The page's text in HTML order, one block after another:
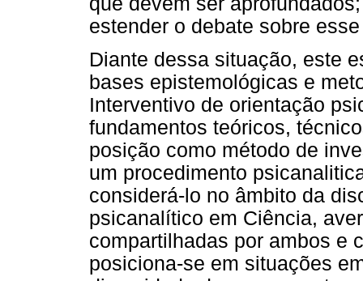
estender o debate sobre
Diante dessa situação, este
bases epistemológicas e
Interventivo de orientação
fundamentos teóricos,
posição como método de
um procedimento
considerá-lo no âmbito da
psicanalítico em Ciência,
compartilhadas por ambos e
posiciona-se em situações